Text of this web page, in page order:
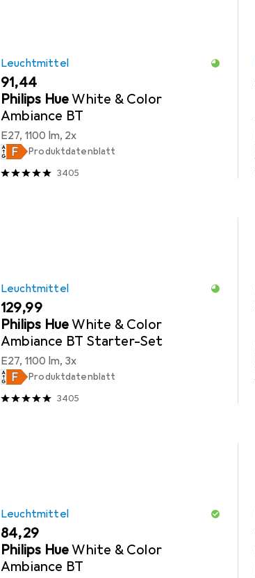
Leuchtmittel
EUR
91,44
Philips HueWhite & Color
Ambiance BT
E27, 1100 lm, 2x
Produktdatenblatt
3405
Leuchtmittel
EUR
129,99
Philips HueWhite & Color
Ambiance BT Starter-Set
E27, 1100 lm, 3x
Produktdatenblatt
3405
Leuchtmittel
EUR
84,29
Philips HueWhite & Color
Ambiance BT